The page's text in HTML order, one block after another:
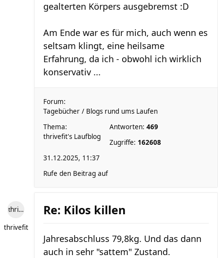
gealterten Körpers ausgebremst :D
Am Ende war es für mich, auch wenn es
seltsam klingt, eine heilsame
Erfahrung, da ich - obwohl ich wirklich
konservativ ...
Forum:
Tagebücher / Blogs rund ums Laufen
Thema:
thrivefit's Laufblog
Antworten: 469
Zugriffe: 162608
31.12.2025, 11:37
Rufe den Beitrag auf
thrivefit
thrivefit
Re: Kilos killen
Jahresabschluss 79,8kg. Und das dann
auch in sehr "sattem" Zustand.